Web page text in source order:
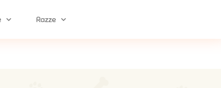
Razze